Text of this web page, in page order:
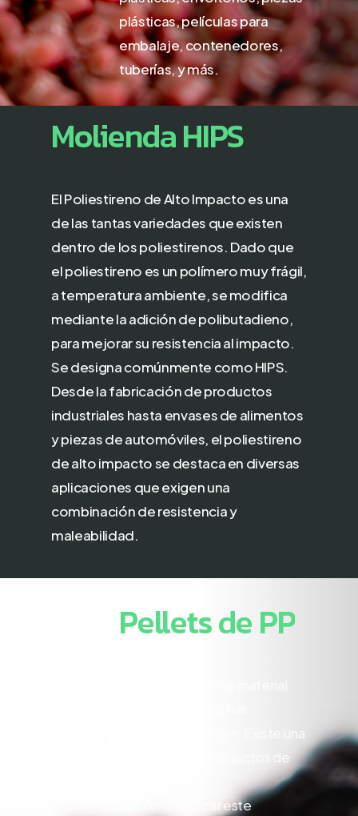
plásticas, películas para
embalaje, contenedores,
tuberías, y más.
MoliendaHIPS
El Poliestireno de Alto Impacto es una
de las tantas variedades que existen
dentro de los poliestirenos. Dado que
el poliestireno es un polímero muy frágil,
a temperatura ambiente, se modifica
mediante la adición de polibutadieno,
para mejorar su resistencia al impacto.
Se designa comúnmente como HIPS.
Desde la fabricación de productos
industriales hasta envases de alimentos
y piezas de automóviles, el poliestireno
de alto impacto se destaca en diversas
aplicaciones que exigen una
combinación de resistencia y
maleabilidad.
PelletsdePP
industrias lo utilicen. Existe una
diversidad de productos de
Es común utilizar este